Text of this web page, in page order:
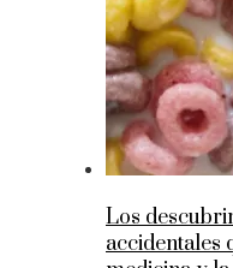
Los
accidentales